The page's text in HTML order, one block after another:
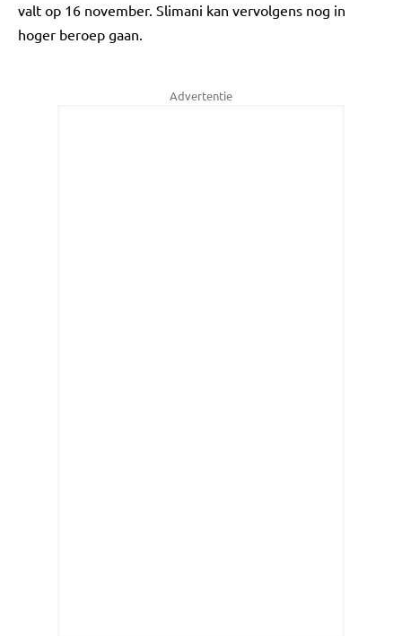
valt op 16 november. Slimani kan vervolgens nog in
hoger beroep gaan.
Advertentie